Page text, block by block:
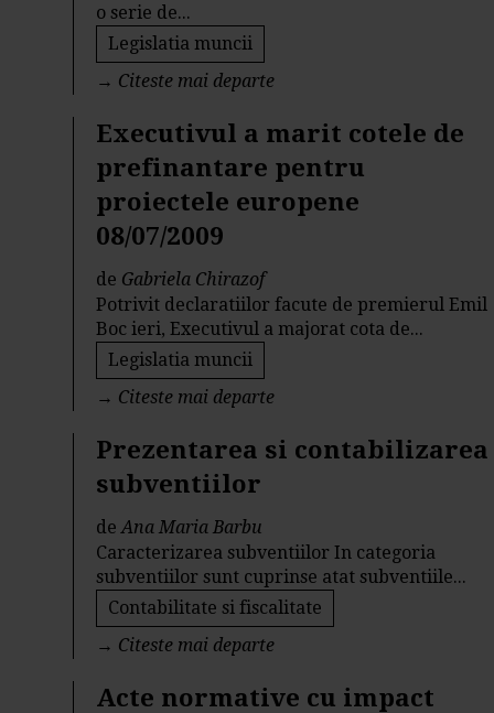
o serie de...
Legislatia muncii
→ Citeste mai departe
Executivul a marit cotele de
prefinantare pentru
proiectele europene
08/07/2009
de Gabriela Chirazof
Potrivit declaratiilor facute de premierul Emil
Boc ieri, Executivul a majorat cota de...
Legislatia muncii
→ Citeste mai departe
Prezentarea si contabilizarea
subventiilor
deAna Maria Barbu
Caracterizarea subventiilor In categoria
subventiilor sunt cuprinse atat subventiile...
Contabilitate si fiscalitate
→ Citeste mai departe
Acte normative cu impact